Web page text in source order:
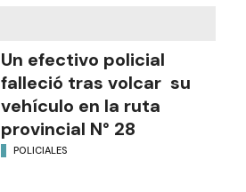
Un efectivo policial
falleció tras volcar su
vehículo en la ruta
provincial N° 28
POLICIALES